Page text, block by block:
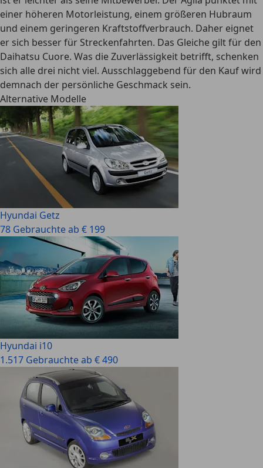
einer höheren Motorleistung, einem größeren Hubraum
und einem geringeren Kraftstoffverbrauch. Daher eignet
er sich besser für Streckenfahrten. Das Gleiche gilt für den
Daihatsu Cuore. Was die Zuverlässigkeit betrifft, schenken
sich alle drei nicht viel. Ausschlaggebend für den Kauf wird
demnach der persönliche Geschmack sein.
Alternative Modelle
Hyundai Getz
78 Gebrauchte ab € 199
Hyundai i10
1.517 Gebrauchte ab € 490